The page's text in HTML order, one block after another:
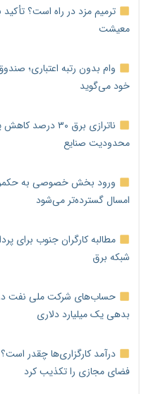
ترمیم مزد در راه است؟
معیشت
وام بدون رتبه اعتباری؛
خود می‌گوید
ناترازی برق ۳۰
محدودیت صنایع
ورود بخش خصوصی به
امسال گسترده‌تر می‌شود
مطالبه کارگران جنوب برای
شبکه برق
حساب‌های شرکت ملی نفت
بدهی یک میلیارد دلاری
درآمد کارگزاری‌ها چقدر است؟
فضای مجازی را تکذیب کرد